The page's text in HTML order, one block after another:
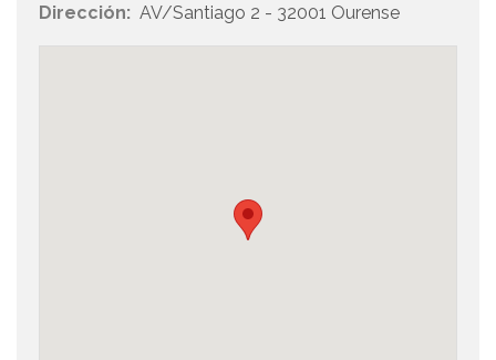
Dirección: AV/Santiago 2 - 32001 Ourense